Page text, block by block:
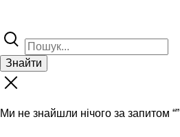
Знайти
Ми не знайшли нічого за запитом “”